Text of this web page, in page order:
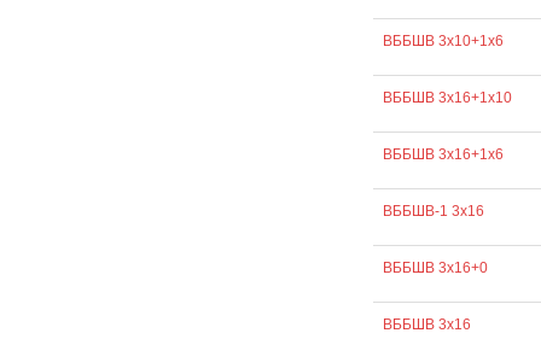
ВББШВ 3х10+1х6
ВББШВ 3х16+1х10
ВББШВ 3х16+1х6
ВББШВ-1 3х16
ВББШВ 3х16+0
ВББШВ 3х16